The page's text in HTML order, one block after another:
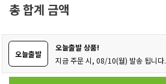
총 합계 금액
오늘출발
오늘출발 상품!
지금 주문 시, 08/10(월) 발송 됩니다.